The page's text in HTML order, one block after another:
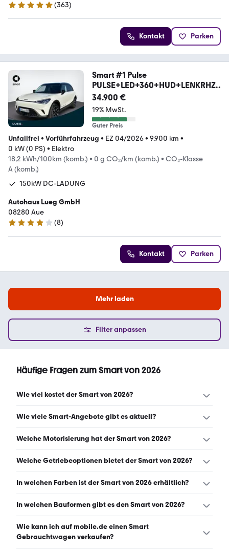
4.9 Sterne
(363)
Kontakt Parken
Smart #1 Pulse
PULSE+LED+360+HUD+LENKRHZ+
MEMORY+PANO
34.900 €
19% MwSt.
Guter Preis
Unfallfrei • Vorführfahrzeug • EZ 04/2026• 9.900 km •
0 kW (0 PS) • Elektro
18,2 kWh/100km (komb.) • 0 g CO₂/km (komb.) • CO₂-Klasse
A (komb.)
150kW DC-LADUNG
Autohaus Lueg GmbH
08280 Aue
4.1 Sterne
(8)
Kontakt Parken
Mehr laden
Filter anpassen
Häufige Fragen zum Smart von 2026
Wie viel kostet der Smart von 2026?
Ein guter Preis für einen Smart von 2026 liegt zwischen
Wie viele Smart-Angebote gibt es aktuell?
Es gibt insgesamt 214 Smart bei mobile.de, davon 214
Welche Motorisierung hat der Smart von 2026?
Der Smart von 2026 hat Leistungen zwischen 71 und 646
Welche Getriebeoptionen bietet der Smart von 2026?
Der Smart von 2026 ist mit automatischem und
In welchen Farben ist der Smart von 2026 erhältlich?
Den Smart von 2026 gibt es in folgenden Farben:
grün und lila. Die häufigste Farbe ist schwarz. (Stand:
6.8.2026)
In welchen Bauformen gibt es den Smart von 2026?
Den Smart von 2026 gibt es in folgenden Bauformen: SUV.
(Stand: 6.8.2026)
Wie kann ich auf mobile.de einen Smart
Gebrauchtwagen verkaufen?